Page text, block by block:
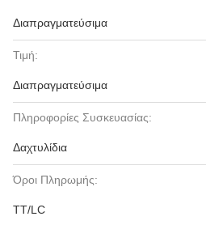
Διαπραγματεύσιμα
Τιμή:
Διαπραγματεύσιμα
Πληροφορίες Συσκευασίας:
Δαχτυλίδια
Όροι Πληρωμής:
TT/LC